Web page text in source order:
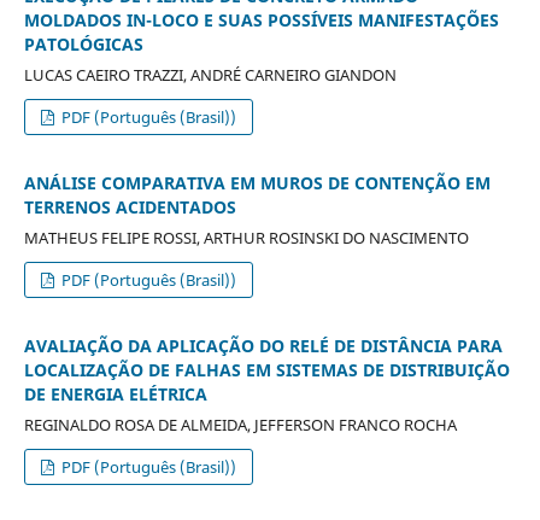
MOLDADOS IN-LOCO E SUAS POSSÍVEIS MANIFESTAÇÕES
PATOLÓGICAS
LUCAS CAEIRO TRAZZI, ANDRÉ CARNEIRO GIANDON
PDF (Português (Brasil))
ANÁLISE COMPARATIVA EM MUROS DE CONTENÇÃO EM
TERRENOS ACIDENTADOS
MATHEUS FELIPE ROSSI, ARTHUR ROSINSKI DO NASCIMENTO
PDF (Português (Brasil))
AVALIAÇÃO DA APLICAÇÃO DO RELÉ DE DISTÂNCIA PARA
LOCALIZAÇÃO DE FALHAS EM SISTEMAS DE DISTRIBUIÇÃO
DE ENERGIA ELÉTRICA
REGINALDO ROSA DE ALMEIDA, JEFFERSON FRANCO ROCHA
PDF (Português (Brasil))